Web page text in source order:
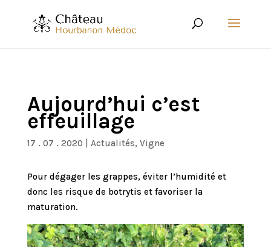
Aujourd’hui c’est
effeuillage
17 . 07 . 2020 Actualités, Vigne
Pour dégager les grappes, éviter l’humidité et
donc les risque de botrytis et favoriser la
maturation.